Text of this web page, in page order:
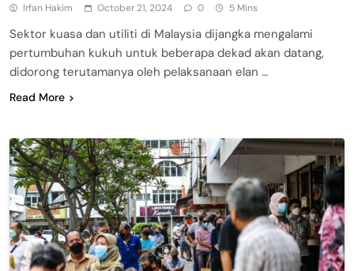
Irfan Hakim October 21, 2024 0 5 Mins
Sektor kuasa dan utiliti di Malaysia dijangka mengalami
pertumbuhan kukuh untuk beberapa dekad akan datang,
didorong terutamanya oleh pelaksanaan elan …
Read More